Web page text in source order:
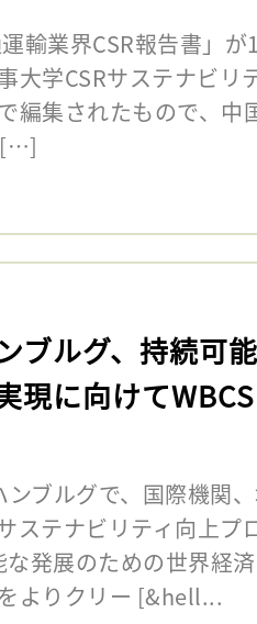
輸業界CSR報告書」
大学CSRサステナビリ
編集されたもので、中
[…]
ブルグ、持続可
現に向けて
ンブルグで、国際機関
ステナビリティ向上プ
な発展のための世界経
よりクリー [&hell...